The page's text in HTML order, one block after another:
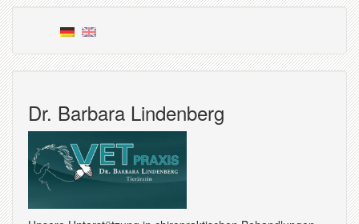
Dr. Barbara Lindenberg